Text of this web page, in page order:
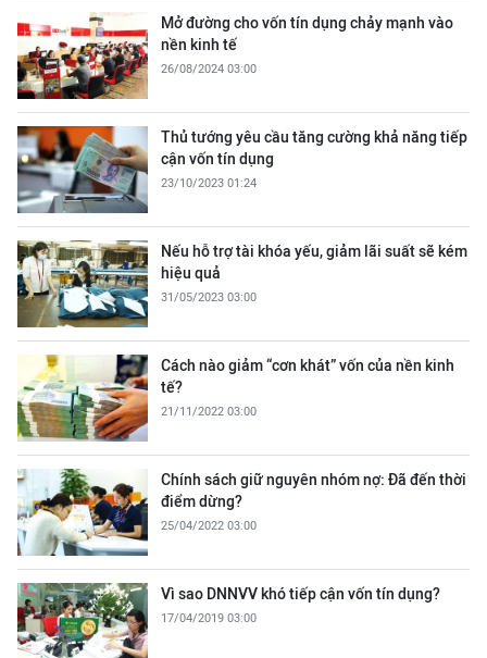
Mở đường cho vốn tín dụng chảy mạnh vào
nền kinh tế
26/08/2024 03:00
Thủ tướng yêu cầu tăng cường khả năng tiếp
cận vốn tín dụng
23/10/2023 01:24
Nếu hỗ trợ tài khóa yếu, giảm lãi suất sẽ kém
hiệu quả
31/05/2023 03:00
Cách nào giảm “cơn khát” vốn của nền kinh
tế?
21/11/2022 03:00
Chính sách giữ nguyên nhóm nợ: Đã đến thời
điểm dừng?
25/04/2022 03:00
Vì sao DNNVV khó tiếp cận vốn tín dụng?
17/04/2019 03:00